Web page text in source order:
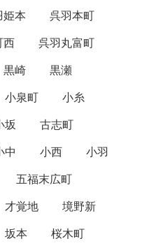
姫本
呉羽本町
西
呉羽丸富町
黒崎
黒瀬
小泉町
小糸
坂
古志町
中 小西
小羽
五福末広町
才覚地
境野新
坂本
桜木町